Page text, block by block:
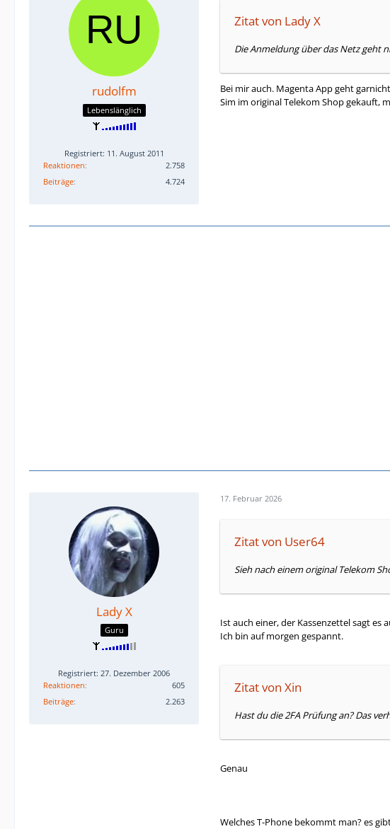
rudolfm
Lebenslänglich
Registriert: 11. August 2011
Reaktionen
2.758
Beiträge
4.724
Zitat von Lady X
Die Anmeldung über das Netz geht
Bei mir auch. Magenta App geht
Sim im original Telekom Shop gekauft,
Lady X
Guru
Registriert: 27. Dezember 2006
Reaktionen
605
Beiträge
2.263
17. Februar 2026
Zitat von User64
Sieh nach einem original Telekom
Ist auch einer, der Kassenzettel sagt
Ich bin auf morgen gespannt.
Zitat von Xin
Hast du die 2FA Prüfung an? Das
Genau
Welches T-Phone bekommt man? es